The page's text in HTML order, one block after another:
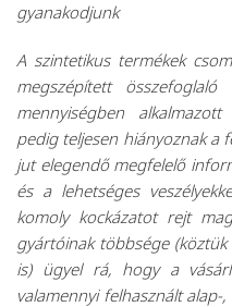
gyanakodjunk
A szintetikus termékek
megszépített
mennyiségben
pedig teljesen hiányoznak a
jut elegendő megfelelő
és a lehetséges
komoly kockázatot rejt
gyártóinak többsége
is) ügyel rá, hogy a
valamennyi felhasznált